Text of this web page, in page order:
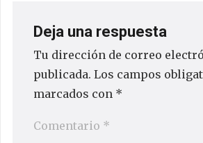
Deja una respuesta
Tu dirección de correo
publicada. Los campos
marcados con *